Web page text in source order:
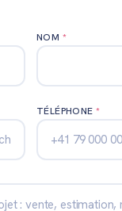
NOM *
TÉLÉPHONE*